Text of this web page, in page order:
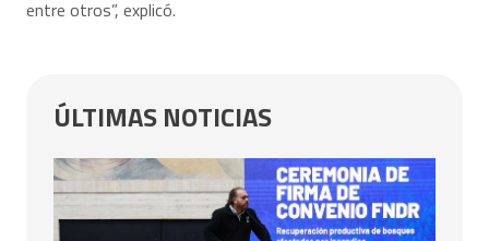
entre otros”, explicó.
ÚLTIMAS NOTICIAS